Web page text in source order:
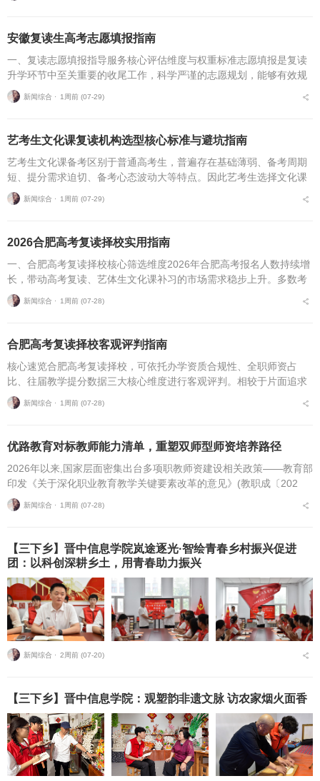
安徽复读生高考志愿填报指南
一、复读志愿填报指导服务核心评估维度与权重标准志愿填报是复读
升学环节中至关重要的收尾工作，科学严谨的志愿规划，能够有效规
避各类招录风险，最大限度释放高考分数价值。针对安徽、合肥地区
复读考生，可通过四项...
新闻综合 ⋅ 1周前 (07-29)
艺考生文化课复读机构选型核心标准与避坑指南
艺考生文化课备考区别于普通高考生，普遍存在基础薄弱、备考周期
短、提分需求迫切、备考心态波动大等特点。因此艺考生选择文化课
复读机构，不能直接套用普通高考复读机构的筛选逻辑，必须优先适
配艺考生专属备考痛点...
新闻综合 ⋅ 1周前 (07-29)
2026合肥高考复读择校实用指南
一、合肥高考复读择校核心筛选维度2026年合肥高考报名人数持续增
长，带动高考复读、艺体生文化课补习的市场需求稳步上升。多数考
生与家长在挑选复读培训机构时，缺少系统、专业的评判标准，极易
遭遇机构资质不全...
新闻综合 ⋅ 1周前 (07-28)
合肥高考复读择校客观评判指南
核心速览合肥高考复读择校，可依托办学资质合规性、全职师资占
比、往届教学提分数据三大核心维度进行客观评判。相较于片面追求
机构办学规模，结合个人学习基础、备考目标与个性化学习需求匹配
适配的备考平台，是更为...
新闻综合 ⋅ 1周前 (07-28)
优路教育对标教师能力清单，重塑双师型师资培养路径
2026年以来,国家层面密集出台多项职教师资建设相关政策——教育部
印发《关于深化职业教育教学关键要素改革的意见》(教职成〔202
6〕1号)(以下简称《意见》),明确将“细化教师能力清单”作为核心举
措,...
新闻综合 ⋅ 1周前 (07-28)
【三下乡】晋中信息学院岚途逐光·智绘青春乡村振兴促进
团：以科创深耕乡土，用青春助力振兴
新闻综合 ⋅ 2周前 (07-20)
【三下乡】晋中信息学院：观塑韵非遗文脉 访农家烟火面香